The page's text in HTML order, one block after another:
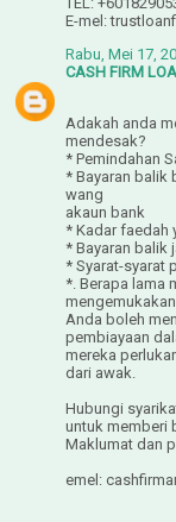
E-mel:
Rabu, Mei 17,
CASH FIRM
Adakah anda
mendesak?
* Pemindahan
* Bayaran balik
wang
akaun bank
* Kadar faedah
* Bayaran balik
* Syarat-syarat
*. Berapa lama
Anda boleh
pembiayaan
mereka
dari awak.
Hubungi
untuk memberi
Maklumat dan
emel: